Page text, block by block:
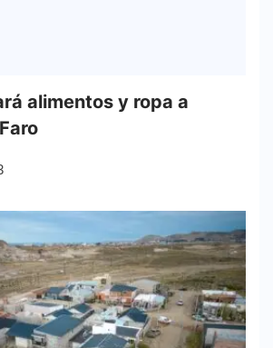
alimentos y ropa a